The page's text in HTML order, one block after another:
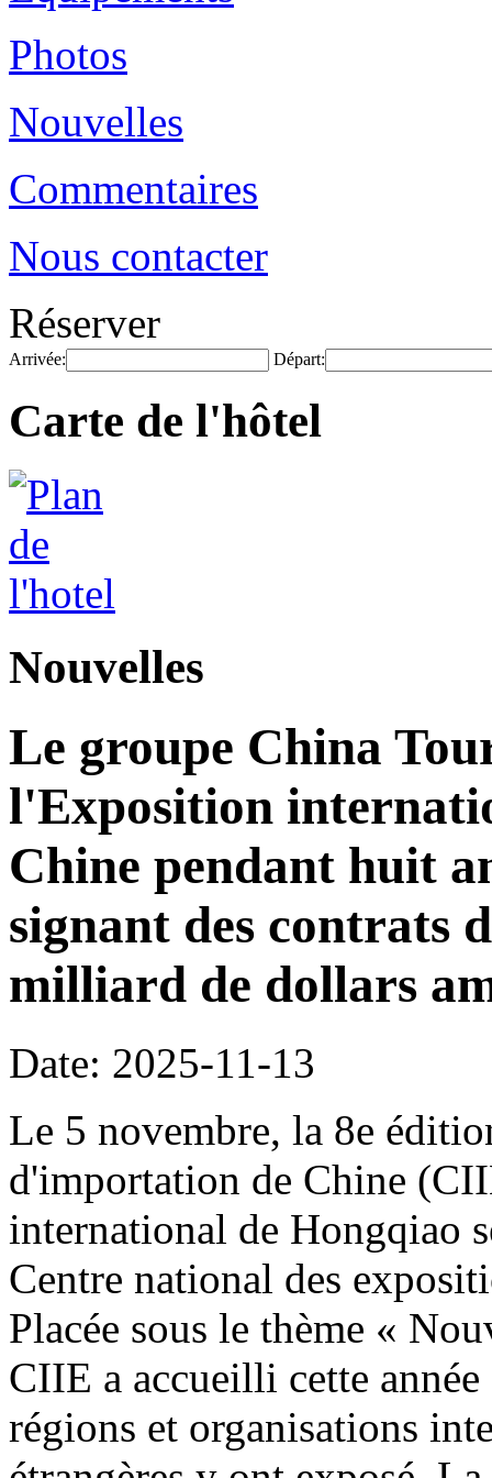
Photos
Nouvelles
Commentaires
Nous contacter
Réserver
Arrivée: Départ:
Carte de l'hôtel
Nouvelles
Le groupe China
l'Exposition
Chine pendant huit
signant des contrats
milliard de dollars
Date: 2025-11-13
Le 5 novembre, la 8e
d'importation de Chine
international de Hongqiao
Centre national des
Placée sous le thème «
CIIE a accueilli cette
régions et organisations